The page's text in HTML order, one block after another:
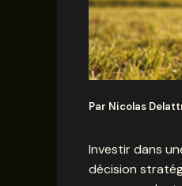
Par Nicolas
Investir dans
décision